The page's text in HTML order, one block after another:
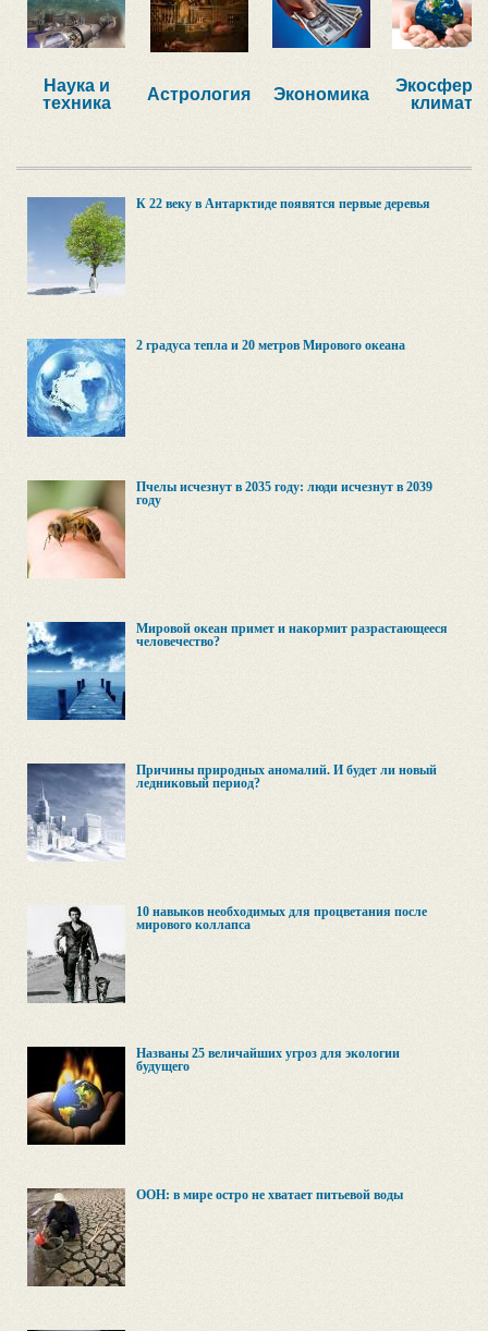
Наука и
техника
Астрология Экономика
Экосфера,
климат
К 22 веку в Антарктиде появятся первые деревья
2 градуса тепла и 20 метров Мирового океана
Пчелы исчезнут в 2035 году: люди исчезнут в 2039
году
Мировой океан примет и накормит разрастающееся
человечество?
Причины природных аномалий. И будет ли новый
ледниковый период?
10 навыков необходимых для процветания после
мирового коллапса
Названы 25 величайших угроз для экологии
будущего
ООН: в мире остро не хватает питьевой воды